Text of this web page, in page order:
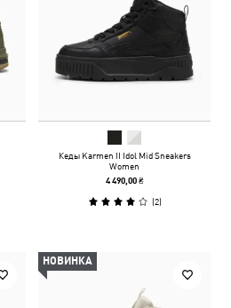
Кеды Karmen II Idol Mid Sneakers
Women
4 490,00 ₴
(2)
НОВИНКА